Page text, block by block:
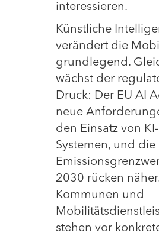
interessieren.
Künstliche
verändert die
grundlegend.
wächst der
Druck: Der EU AI
neue
den Einsatz von KI-
Systemen, und die
2030 rücken
Kommunen und
stehen vor